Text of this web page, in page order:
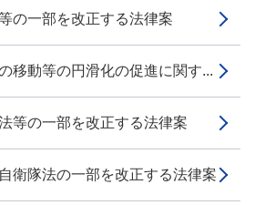
の一部を改正する法律案
移動等の円滑化の促進に関す...
等の一部を改正する法律案
衛隊法の一部を改正する法律案